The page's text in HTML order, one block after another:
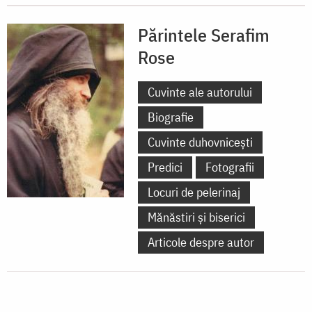
Părintele Serafim
Rose
Cuvinte ale autorului
Biografie
Cuvinte duhovnicești
Predici
Fotografii
Locuri de pelerinaj
Mănăstiri și biserici
Articole despre autor